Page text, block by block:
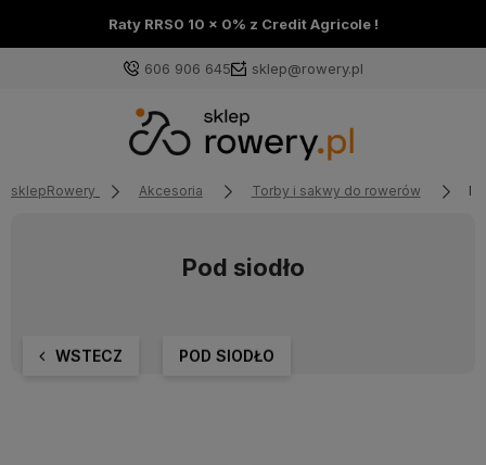
Raty RRS0 10 x 0% z Credit Agricole !
606 906 645 sklep@rowery.pl
sklepRowery Akcesoria Torby i sakwy do rowerów
Pod siodło
WSTECZ POD SIODŁO